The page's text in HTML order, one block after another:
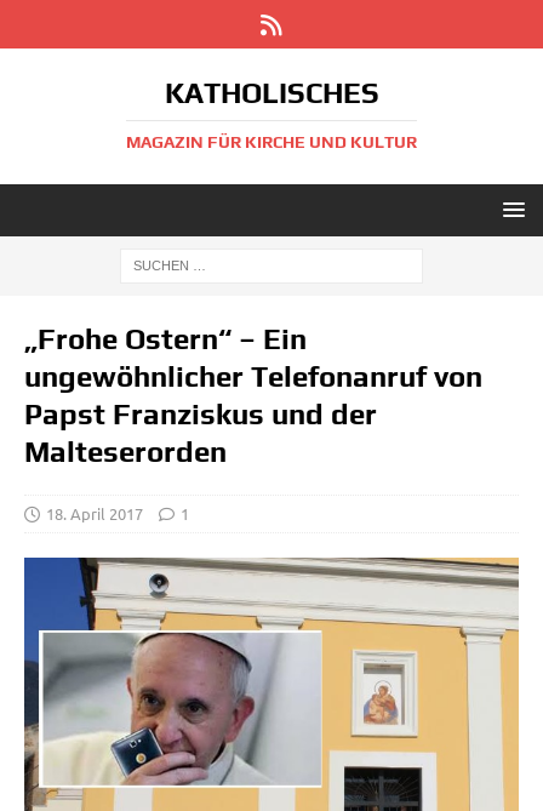
KATHOLISCHES
MAGAZIN FÜR KIRCHE UND KULTUR
„Frohe Ostern“ – Ein
ungewöhnlicher Telefonanruf von
Papst Franziskus und der
Malteserorden
18. April 2017 1